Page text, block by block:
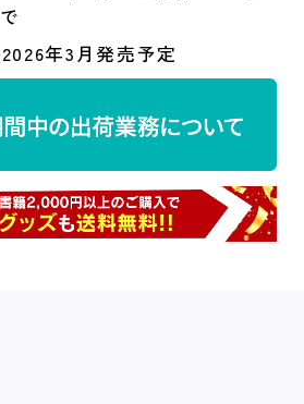
で
2026年3月発売予定